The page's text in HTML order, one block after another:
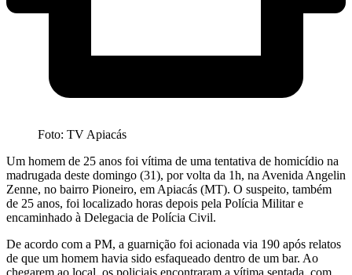
Foto: TV Apiacás
Um homem de 25 anos foi vítima de uma tentativa de homicídio na
madrugada deste domingo (31), por volta da 1h, na Avenida Angelin
Zenne, no bairro Pioneiro, em Apiacás (MT). O suspeito, também
de 25 anos, foi localizado horas depois pela Polícia Militar e
encaminhado à Delegacia de Polícia Civil.
De acordo com a PM, a guarnição foi acionada via 190 após relatos
de que um homem havia sido esfaqueado dentro de um bar. Ao
chegarem ao local, os policiais encontraram a vítima sentada, com